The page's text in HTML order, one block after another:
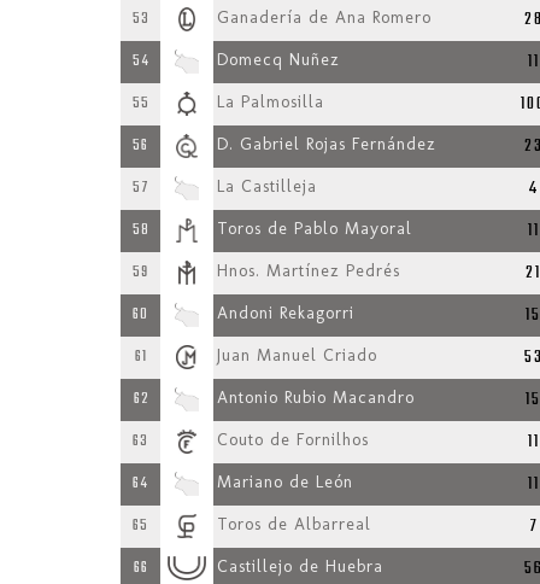
53 Ganadería de Ana Romero
54 Domecq Nuñez 11
55 La Palmosilla
56 D. Gabriel Rojas Fernández
57 La Castilleja 4
58 Toros de Pablo Mayoral 11
59 Hnos. Martínez Pedrés 21
60 Andoni Rekagorri 15
61 Juan Manuel Criado
62 Antonio Rubio Macandro 15
63 Couto de Fornilhos 11
64 Mariano de León 11
65 Toros de Albarreal 7
66 Castillejo de Huebra